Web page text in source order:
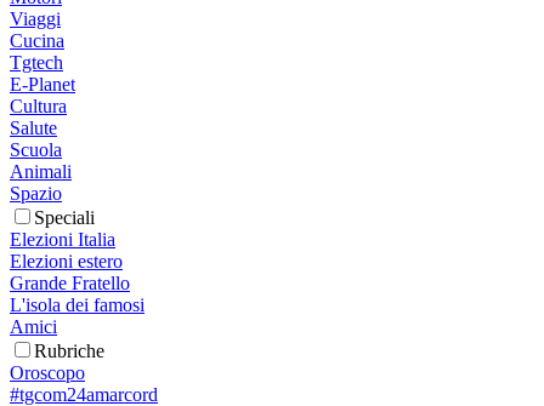
Viaggi
Cucina
Tgtech
E-Planet
Cultura
Salute
Scuola
Animali
Spazio
Speciali
Elezioni Italia
Elezioni estero
Grande Fratello
L'isola dei famosi
Amici
Rubriche
Oroscopo
#tgcom24amarcord